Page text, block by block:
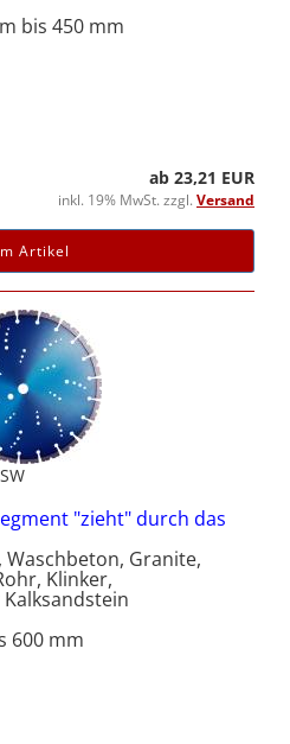
bis 450 mm
ab 23,21 EUR
inkl. 19% MwSt. zzgl. Versand
Artikel
"zieht" durch das
Granite,
Klinker,
600 mm